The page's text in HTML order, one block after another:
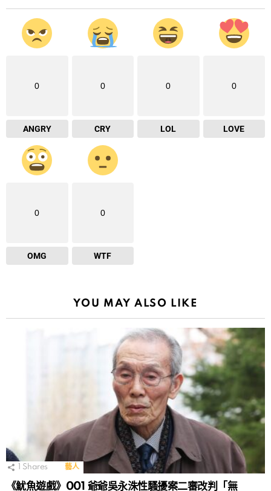
0
ANGRY
0
CRY
0
LOL
0
LOVE
0
OMG
0
WTF
YOU MAY ALSO LIKE
Shares 藝人
《魷魚遊戲》001 爺爺吳永洙性騷擾案二審改判「無